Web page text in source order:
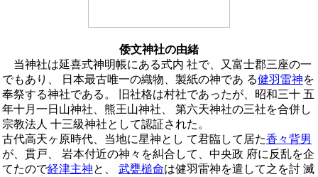
倭文神社の由緒
当神社は延喜式神明帳にある式内 社で、又富士郡三座の一
でもあり、 日本最古唯一の織物、製紙の神であ る健羽雷神を
奉祭する神社である。 旧社格は村社であったが、昭和三十 五
年十月一日山神社、熊王山神社、 第六天神社の三社を合併し
宗教法人 十三級神社として認証された。
古代高天ヶ原時代、当地に星神とし て君臨して居た香々背男
が、貫戸、 岩本付近の神々を糾合して、中央政 府に反乱を企
てたので経津主神と、 武甕槌命は健羽雷神を遣して之を討 滅